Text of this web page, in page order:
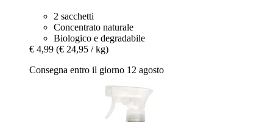
2 sacchetti
Concentrato naturale
Biologico e degradabile
€ 4,99 (€ 24,95 / kg)
Consegna entro il giorno 12 agosto